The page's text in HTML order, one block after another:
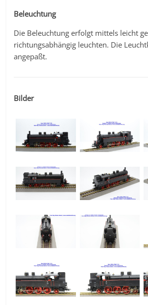
Beleuchtung
Die Beleuchtung erfolgt mittels leicht
richtungsabhängig leuchten. Die
angepaßt.
Bilder